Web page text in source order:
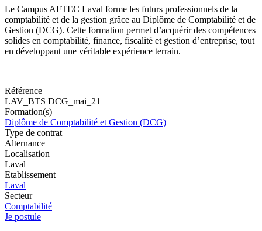
Le Campus AFTEC Laval forme les futurs professionnels de la
comptabilité et de la gestion grâce au Diplôme de Comptabilité et de
Gestion (DCG). Cette formation permet d’acquérir des compétences
solides en comptabilité, finance, fiscalité et gestion d’entreprise, tout
en développant une véritable expérience terrain.
Référence
LAV_BTS DCG_mai_21
Formation(s)
Diplôme de Comptabilité et Gestion (DCG)
Type de contrat
Alternance
Localisation
Laval
Etablissement
Laval
Secteur
Comptabilité
Je postule